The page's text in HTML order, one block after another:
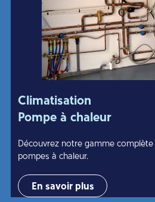
Climatisation
Pompe à chaleur
Découvrez notre gamme
pompes à chaleur.
En savoir plus